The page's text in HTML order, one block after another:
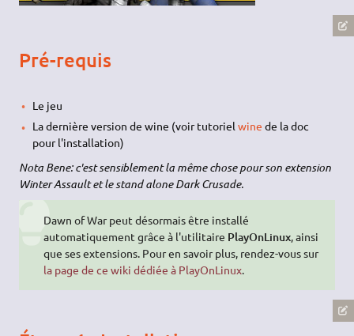
Pré-requis
Le jeu
La dernière version de wine (voir tutoriel wine de la doc
pour l'installation)
Nota Bene: c'est sensiblement la même chose pour son extension
Winter Assault et le stand alone Dark Crusade.
Dawn of War peut désormais être installé
automatiquement grâce à l'utilitaire PlayOnLinux, ainsi
que ses extensions. Pour en savoir plus, rendez-vous sur
la page de ce wiki dédiée à PlayOnLinux.